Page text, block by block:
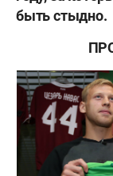
быть стыдно.